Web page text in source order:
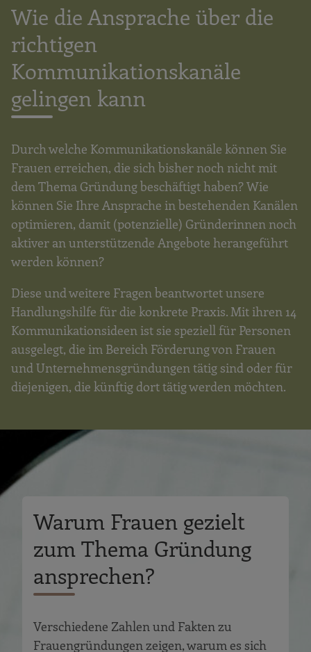
Wie die Ansprache über die
richtigen
Kommunikationskanäle
gelingen kann
Durch welche Kommunikationskanäle können Sie
Frauen erreichen, die sich bisher noch nicht mit
dem Thema Gründung beschäftigt haben? Wie
können Sie Ihre Ansprache in bestehenden Kanälen
optimieren, damit (potenzielle) Gründerinnen noch
aktiver an unterstützende Angebote herangeführt
werden können?
Diese und weitere Fragen beantwortet unsere
Handlungshilfe für die konkrete Praxis. Mit ihren 14
Kommunikationsideen ist sie speziell für Personen
ausgelegt, die im Bereich Förderung von Frauen
und Unternehmensgründungen tätig sind oder für
diejenigen, die künftig dort tätig werden möchten.
Warum Frauen gezielt
zum Thema Gründung
ansprechen?
Verschiedene Zahlen und Fakten zu
Frauengründungen zeigen, warum es sich